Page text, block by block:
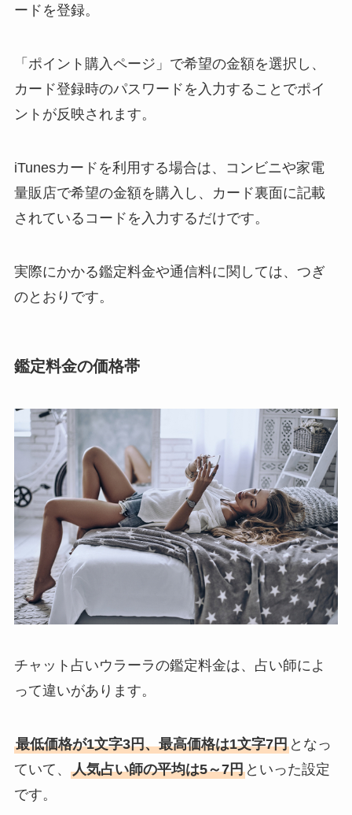
ードを登録。
「ポイント購入ページ」で希望の金額を選択し、
カード登録時のパスワードを入力することでポイ
ントが反映されます。
iTunesカードを利用する場合は、コンビニや家電
量販店で希望の金額を購入し、カード裏面に記載
されているコードを入力するだけです。
実際にかかる鑑定料金や通信料に関しては、つぎ
のとおりです。
鑑定料金の価格帯
チャット占いウラーラの鑑定料金は、占い師によ
って違いがあります。
最低価格が1文字3円、最高価格は1文字7円となっ
ていて、 人気占い師の平均は5～7円といった設定
です。